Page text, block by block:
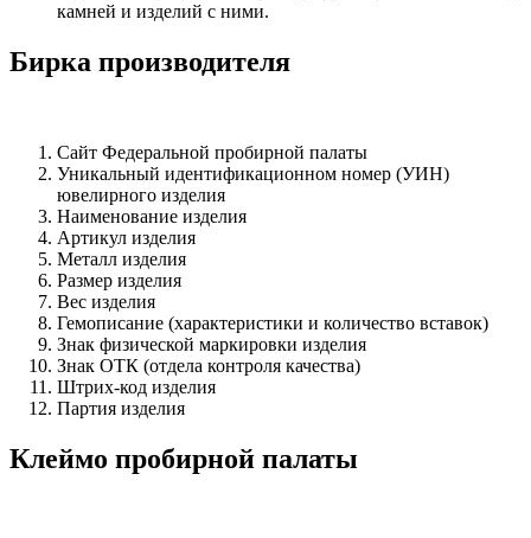
камней и изделий с ними.
Бирка производителя
Сайт Федеральной пробирной палаты
Уникальный идентификационном номер (УИН)
ювелирного изделия
Наименование изделия
Артикул изделия
Металл изделия
Размер изделия
Вес изделия
Гемописание (характеристики и количество вставок)
Знак физической маркировки изделия
Знак ОТК (отдела контроля качества)
Штрих-код изделия
Партия изделия
Клеймо пробирной палаты